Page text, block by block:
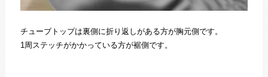
チューブトップは裏側に折り返しがある方が胸元側です。
1周ステッチがかかっている方が裾側です。